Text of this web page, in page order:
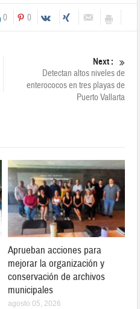
0 0
Next :
Detectan altos niveles de
enterococos en tres playas de
Puerto Vallarta
Aprueban acciones para
mejorar la organización y
conservación de archivos
municipales
agosto 05, 2026